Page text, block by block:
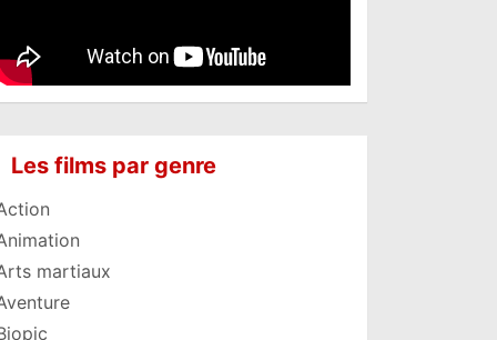
Les films par genre
martiaux